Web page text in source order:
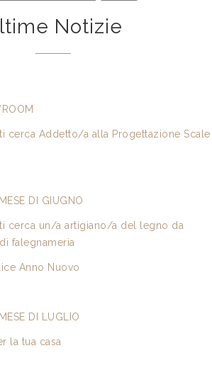
Notizie
cerca Addetto/a alla Progettazione Scale
DI GIUGNO
cerca un/a artigiano/a del legno da
falegnameria
Anno Nuovo
DI LUGLIO
la tua casa